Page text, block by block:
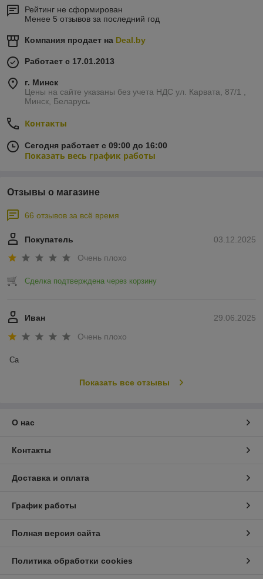
Рейтинг не сформирован
Менее 5 отзывов за последний год
Компания продает на Deal.by
Работает с 17.01.2013
г. Минск
Цены на сайте указаны без учета НДС ул. Карвата, 87/1 ,
Минск, Беларусь
Контакты
Сегодня работает с 09:00 до 16:00
Показать весь график работы
Отзывы о магазине
66 отзывов за всё время
03.12.2025
Покупатель
Очень плохо
Сделка подтверждена через корзину
29.06.2025
Иван
Очень плохо
Са
Показать все отзывы
О нас
Контакты
Доставка и оплата
График работы
Полная версия сайта
Политика обработки cookies